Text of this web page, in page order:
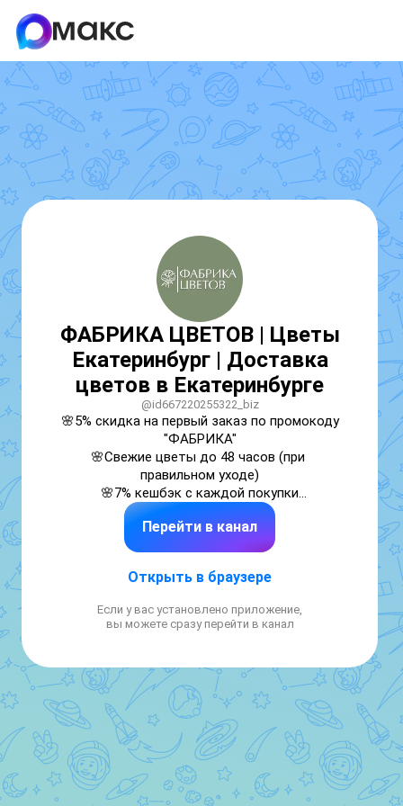
ФАБРИКА ЦВЕТОВ | Цветы
Екатеринбург | Доставка
цветов в Екатеринбурге
@id667220255322_biz
🌸5% скидка на первый заказ по промокоду
"ФАБРИКА"
🌸Свежие цветы до 48 часов (при
правильном уходе)
🌸7% кешбэк с каждой покупки
🌸Бесплатные бонусы — открытка,
инструкция и средство для продления
Пишите для заказа: vk.cc/cVBI2m
Перейти в канал
Открыть в браузере
Если у вас установлено приложение,
вы можете сразу перейти в канал